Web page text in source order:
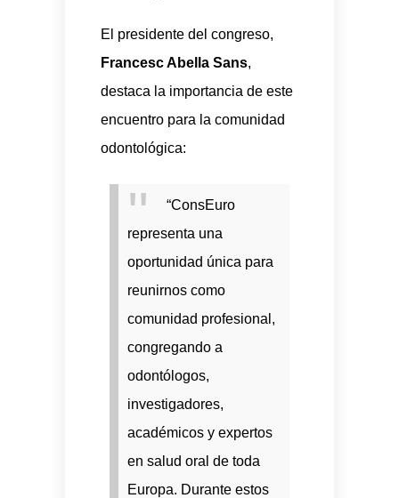
El presidente del congreso,
Francesc Abella Sans,
destaca la importancia de este
encuentro para la comunidad
odontológica:
“ConsEuro
representa una
oportunidad única para
reunirnos como
comunidad profesional,
congregando a
odontólogos,
investigadores,
académicos y expertos
en salud oral de toda
Europa. Durante estos